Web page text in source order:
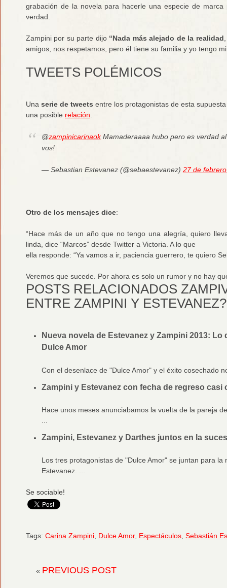
grabación de la novela para hacerle una especie de
verdad.
Zampini por su parte dijo “Nada más alejado de la realidad
amigos, nos respetamos, pero él tiene su familia y yo tengo
TWEETS POLÉMICOS
Una serie de tweets entre los protagonistas de esta
una posible relación
@zampinicarinaokMamaderaaaa hubo pero es verdad
vos!
— Sebastian Estevanez (@sebaestevanez) 27 de
Otro de los mensajes dice:
“Hace más de un año que no tengo una alegría, quiero
linda, dice “Marcos” desde Twitter a Victoria. A lo que
ella responde: “Ya vamos a ir, paciencia guerrero, te quiero
Veremos que sucede. Por ahora es solo un rumor y no hay
POSTS RELACIONADOS
ENTRE ZAMPINI Y ESTEVANEZ?
Nueva novela de Estevanez y Zampini 2013:
Dulce Amor
Con el desenlace de "Dulce Amor" y el éxito cosechado
Zampini y Estevanez con fecha de regreso casi
Hace unos meses anunciabamos la vuelta de la pareja
...
Zampini, Estevanez y Darthes juntos en la
Los tres protagonistas de "Dulce Amor" se juntan para la
Estevanez. ...
Se sociable!
Tags: Carina Zampini, Dulce Amor, Espectáculos, Sebastián
« PREVIOUS POST